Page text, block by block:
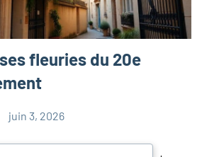
fleuries du 20e
juin 3, 2026